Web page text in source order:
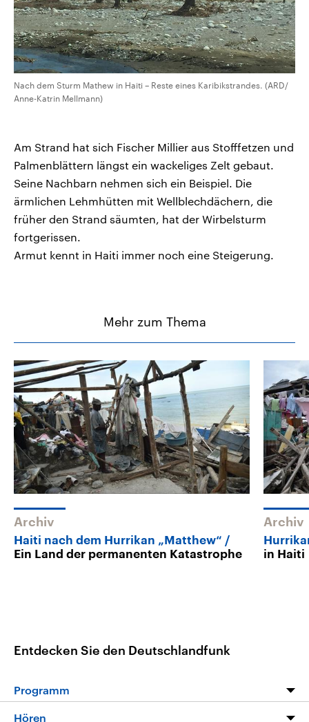
Nach dem Sturm Mathew in Haiti – Reste eines Karibikstrandes. (ARD/
Anne-Katrin Mellmann)
Am Strand hat sich Fischer Millier aus Stofffetzen und
Palmenblättern längst ein wackeliges Zelt gebaut.
Seine Nachbarn nehmen sich ein Beispiel. Die
ärmlichen Lehmhütten mit Wellblechdächern, die
früher den Strand säumten, hat der Wirbelsturm
fortgerissen.
Armut kennt in Haiti immer noch eine Steigerung.
Mehr zum Thema
Archiv
Haiti nach dem Hurrikan „Matthew“
Ein Land der permanenten Katastrophe
Archiv
in Haiti
Entdecken Sie den Deutschlandfunk
Programm
Programm
Hören